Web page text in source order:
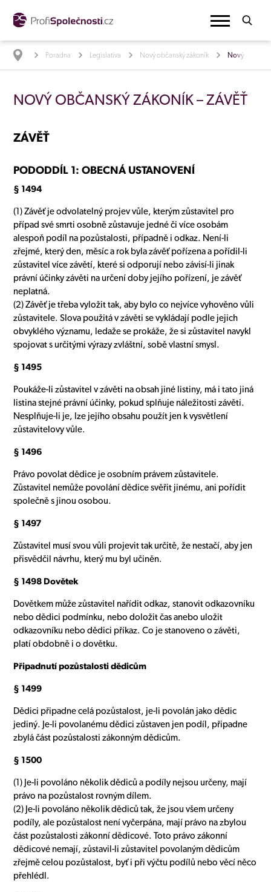
Poradna Legislativa Nový občanský zákoník Nový
NOVÝ OBČANSKÝ ZÁKONÍK – ZÁVĚŤ
ZÁVĚŤ
PODODDÍL 1: OBECNÁ USTANOVENÍ
§ 1494
(1) Závěť je odvolatelný projev vůle, kterým zůstavitel pro
případ své smrti osobně zůstavuje jedné či více osobám
alespoň podíl na pozůstalosti, případně i odkaz. Není-li
zřejmé, který den, měsíc a rok byla závěť pořízena a pořídil-li
zůstavitel více závětí, které si odporují nebo závisí-li jinak
právní účinky závěti na určení doby jejího pořízení, je závěť
neplatná.
(2) Závěť je třeba vyložit tak, aby bylo co nejvíce vyhověno vůli
zůstavitele. Slova použitá v závěti se vykládají podle jejich
obvyklého významu, ledaže se prokáže, že si zůstavitel navykl
spojovat s určitými výrazy zvláštní, sobě vlastní smysl.
§ 1495
Poukáže-li zůstavitel v závěti na obsah jiné listiny, má i tato jiná
listina stejné právní účinky, pokud splňuje náležitosti závěti.
Nesplňuje-li je, lze jejího obsahu použít jen k vysvětlení
zůstavitelovy vůle.
§ 1496
Právo povolat dědice je osobním právem zůstavitele.
Zůstavitel nemůže povolání dědice svěřit jinému, ani pořídit
společně s jinou osobou.
§ 1497
Zůstavitel musí svou vůli projevit tak určitě, že nestačí, aby jen
přisvědčil návrhu, který mu byl učiněn.
§ 1498 Dovětek
Dovětkem může zůstavitel nařídit odkaz, stanovit odkazovníku
nebo dědici podmínku, nebo doložit čas anebo uložit
odkazovníku nebo dědici příkaz. Co je stanoveno o závěti,
platí obdobně i o dovětku.
Připadnutí pozůstalosti dědicům
§ 1499
Dědici připadne celá pozůstalost, je-li povolán jako dědic
jediný. Je-li povolanému dědici zůstaven jen podíl, připadne
zbylá část pozůstalosti zákonným dědicům.
§ 1500
(1) Je-li povoláno několik dědiců a podíly nejsou určeny, mají
právo na pozůstalost rovným dílem.
(2) Je-li povoláno několik dědiců tak, že jsou všem určeny
podíly, ale pozůstalost není vyčerpána, mají právo na zbylou
část pozůstalosti zákonní dědicové. Toto právo zákonní
dědicové nemají, zůstavil-li zůstavitel povolaným dědicům
zřejmě celou pozůstalost, byť i při výčtu podílů nebo věcí něco
přehlédl.